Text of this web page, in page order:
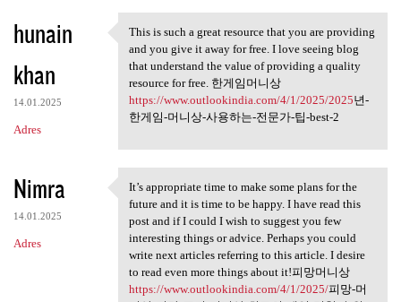
a
r
z
e
hunain
khan
14.01.2025
Adres
This is such a great resource
This is such a great resource that you are providing
and you give it away for free. I love seeing blog
that understand the value of providing a quality
resource for free. 한게임머니상
https://www.outlookindia.com/4/1/2025/2025년-
한게임-머니상-사용하는-전문가-팁-best-2
Nimra
14.01.2025
Adres
It’s appropriate time to make
It’s appropriate time to make some plans for the
future and it is time to be happy. I have read this
post and if I could I wish to suggest you few
interesting things or advice. Perhaps you could
write next articles referring to this article. I desire
to read even more things about it!피망머니상
https://www.outlookindia.com/4/1/2025/피망-머